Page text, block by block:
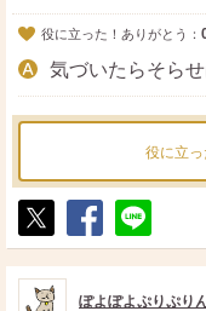
役に立った！ありがとう：
気づいたらそら
役に立っ
ポ
ス
ト
シ
ェ
送
る
ぽよぽよぷりぷり